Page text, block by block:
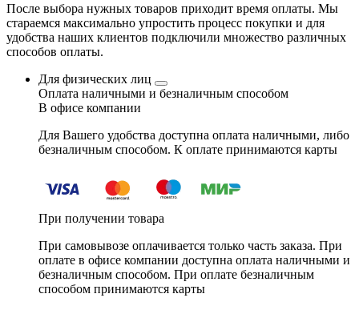
После выбора нужных товаров приходит время оплаты. Мы
стараемся максимально упростить процесс покупки и для
удобства наших клиентов подключили множество различных
способов оплаты.
Для физических лиц
Оплата наличными и безналичным способом
В офисе компании
Для Вашего удобства доступна оплата наличными, либо
безналичным способом. К оплате принимаются карты
При получении товара
При самовывозе оплачивается только часть заказа. При
оплате в офисе компании доступна оплата наличными и
безналичным способом. При оплате безналичным
способом принимаются карты